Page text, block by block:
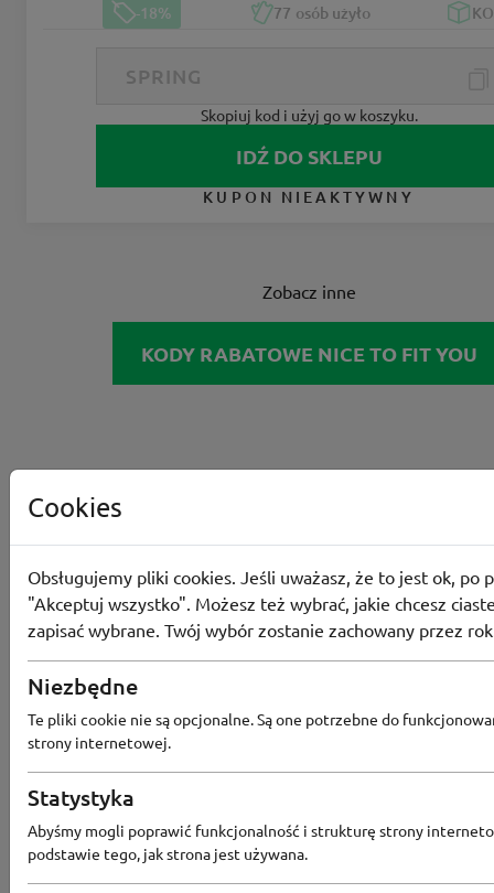
-18% 77 osób użyło
Skopiuj kod i użyj go w koszyku.
IDŹ DO SKLEPU
KUPON NIEAKTYWNY
Zobacz inne
KODY RABATOWE NICE TO FIT YOU
Popularne sklepy
Cookies
Obsługujemy pliki cookies. Jeśli uważasz, że to jest ok, po
"Akceptuj wszystko". Możesz też wybrać, jakie chcesz
zapisać wybrane. Twój wybór zostanie zachowany przez
Niezbędne
Te pliki cookie nie są opcjonalne. Są one potrzebne do
strony internetowej.
Statystyka
Abyśmy mogli poprawić funkcjonalność i strukturę strony
podstawie tego, jak strona jest używana.